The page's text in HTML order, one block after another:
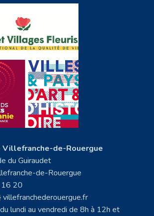
Villefranche-de-Rouergue
du Guiraudet
de-Rouergue
20
villefranchederouergue.fr
lundi au vendredi de 8h à 12h et